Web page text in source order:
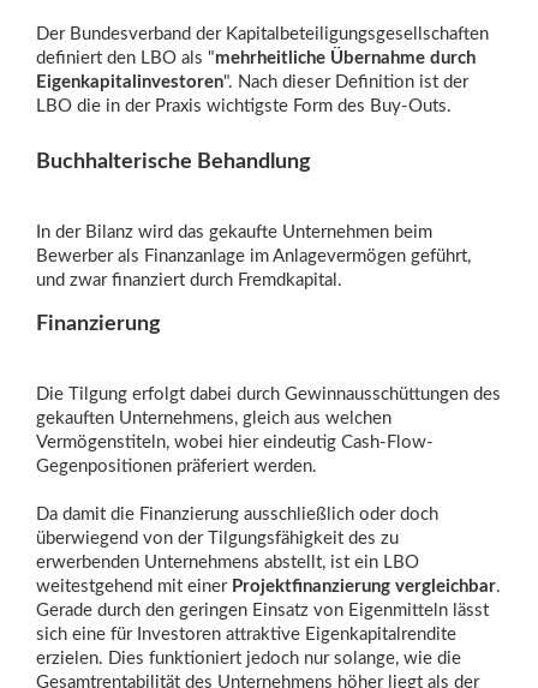
Der Bundesverband der Kapitalbeteiligungsgesellschaften
definiert den LBO als "mehrheitliche Übernahme durch
Eigenkapitalinvestoren". Nach dieser Definition ist der
LBO die in der Praxis wichtigste Form des Buy-Outs.
Buchhalterische Behandlung
In der Bilanz wird das gekaufte Unternehmen beim
Bewerber als Finanzanlage im Anlagevermögen geführt,
und zwar finanziert durch Fremdkapital.
Finanzierung
Die Tilgung erfolgt dabei durch Gewinnausschüttungen des
gekauften Unternehmens, gleich aus welchen
Vermögenstiteln, wobei hier eindeutig Cash-Flow-
Gegenpositionen präferiert werden.
Da damit die Finanzierung ausschließlich oder doch
überwiegend von der Tilgungsfähigkeit des zu
erwerbenden Unternehmens abstellt, ist ein LBO
weitestgehend mit einer Projektfinanzierung vergleichbar.
Gerade durch den geringen Einsatz von Eigenmitteln lässt
sich eine für Investoren attraktive Eigenkapitalrendite
erzielen. Dies funktioniert jedoch nur solange, wie die
Gesamtrentabilität des Unternehmens höher liegt als der